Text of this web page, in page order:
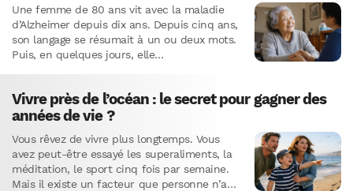
Une femme de 80 ans vit avec la maladie
d’Alzheimer depuis dix ans. Depuis cinq ans,
son langage se résumait à un ou deux mots.
Puis, en quelques jours, elle…
Vivre près de l’océan : le secret pour gagner des
années de vie ?
Vous rêvez de vivre plus longtemps. Vous
avez peut-être essayé les superaliments, la
méditation, le sport cinq fois par semaine.
Mais il existe un facteur que personne n’a